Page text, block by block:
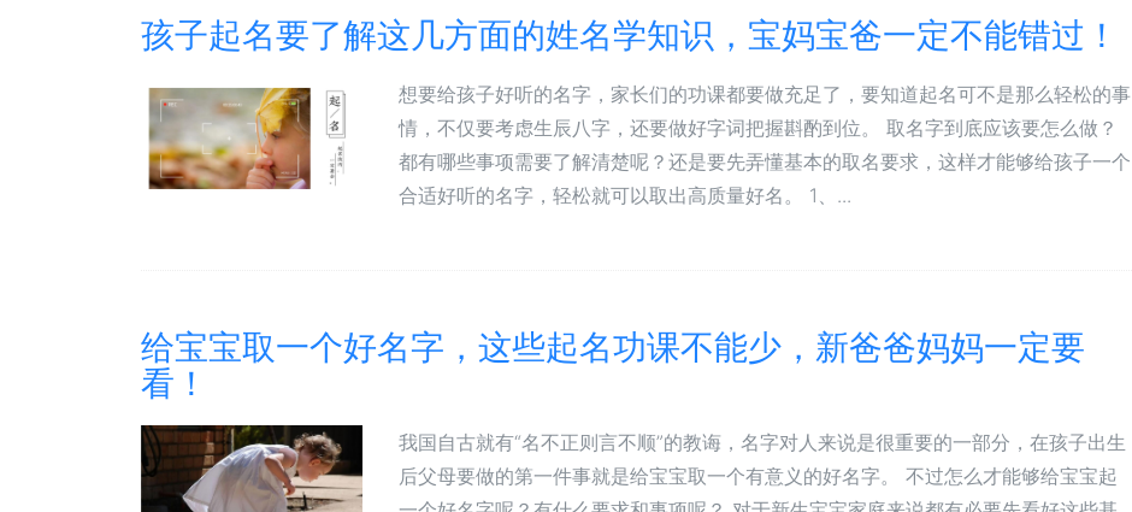
孩子起名要了解这几方面的姓名学知识，宝妈宝爸一定不能错过！
想要给孩子好听的名字，家长们的功课都要做充足了，要知道起名可不是那么轻松的事
情，不仅要考虑生辰八字，还要做好字词把握斟酌到位。 取名字到底应该要怎么做？
都有哪些事项需要了解清楚呢？还是要先弄懂基本的取名要求，这样才能够给孩子一个
合适好听的名字，轻松就可以取出高质量好名。 1、...
给宝宝取一个好名字，这些起名功课不能少，新爸爸妈妈一定要
看！
我国自古就有“名不正则言不顺”的教诲，名字对人来说是很重要的一部分，在孩子出生
后父母要做的第一件事就是给宝宝取一个有意义的好名字。 不过怎么才能够给宝宝起